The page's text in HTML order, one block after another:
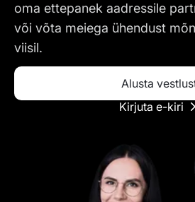
oma ettepanek aadressile
või võta meiega ühendust
viisil.
Alusta
Kirjuta e-kiri